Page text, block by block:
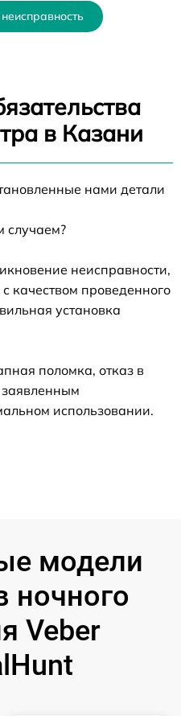
в Казани
нами детали
случаем?
неисправности,
качеством проведенного
установка
поломка, отказ в
заявленным
использовании.
модели
ночного
Veber